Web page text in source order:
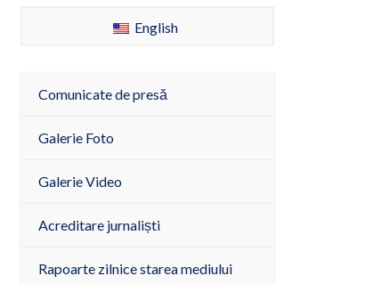
English
Comunicate de presă
Galerie Foto
Galerie Video
Acreditare jurnaliști
Rapoarte zilnice starea mediului